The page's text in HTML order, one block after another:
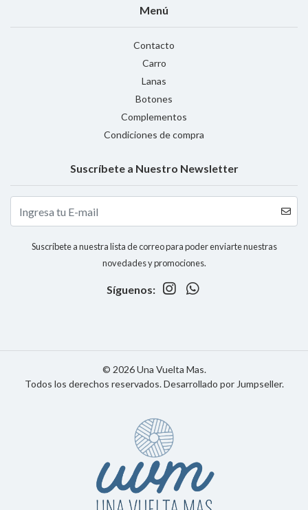
Menú
Contacto
Carro
Lanas
Botones
Complementos
Condiciones de compra
Suscríbete a Nuestro Newsletter
Suscríbete a nuestra lista de correo para poder enviarte nuestras
novedades y promociones.
Síguenos:
© 2026 Una Vuelta Mas.
Todos los derechos reservados.Desarrollado por Jumpseller.